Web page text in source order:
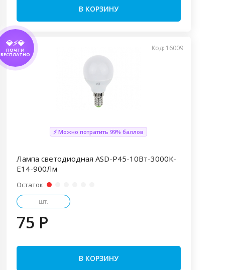
В КОРЗИНУ
💎⚡💎
ПОЧТИ
БЕСПЛАТНО
Код: 16009
⚡ Можно потратить 99% баллов
Лампа светодиодная ASD-Р45-10Вт-3000К-
Е14-900Лм
Остаток
шт.
75 P
В КОРЗИНУ